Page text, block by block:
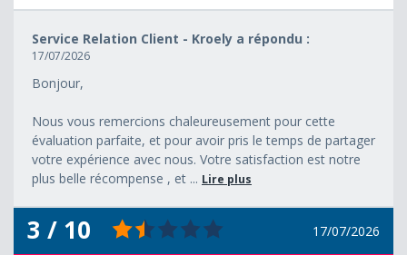
Service Relation Client - Kroely a répondu :
17/07/2026
Bonjour,
Nous vous remercions chaleureusement pour cette
évaluation parfaite, et pour avoir pris le temps de partager
votre expérience avec nous. Votre satisfaction est notre
plus belle récompense , et ... Lire plus
3 / 10 17/07/2026